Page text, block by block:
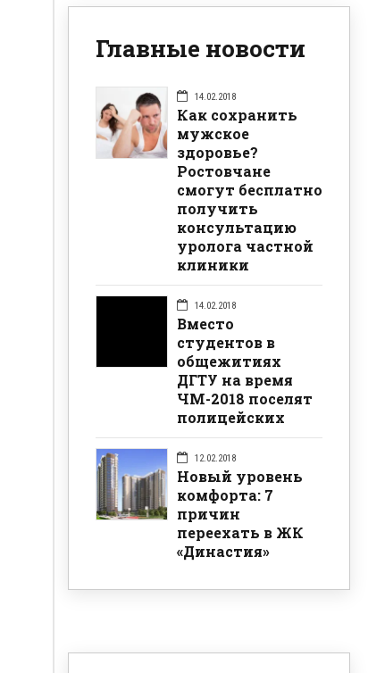
Главные новости
14.02.2018
Как сохранить
мужское
здоровье?
Ростовчане
смогут бесплатно
получить
консультацию
уролога частной
клиники
14.02.2018
Вместо
студентов в
общежитиях
ДГТУ на время
ЧМ-2018 поселят
полицейских
12.02.2018
Новый уровень
комфорта: 7
причин
переехать в ЖК
«Династия»